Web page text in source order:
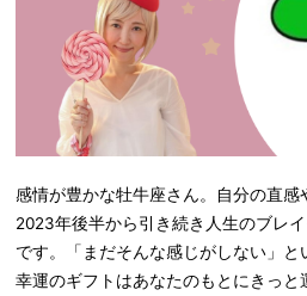
感情が豊かな牡牛座さん。自分の直感
2023年後半から引き続き人生のブレ
です。「まだそんな感じがしない」と
幸運のギフトはあなたのもとにきっと